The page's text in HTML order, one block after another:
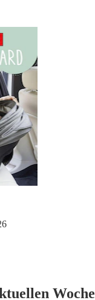
Woche